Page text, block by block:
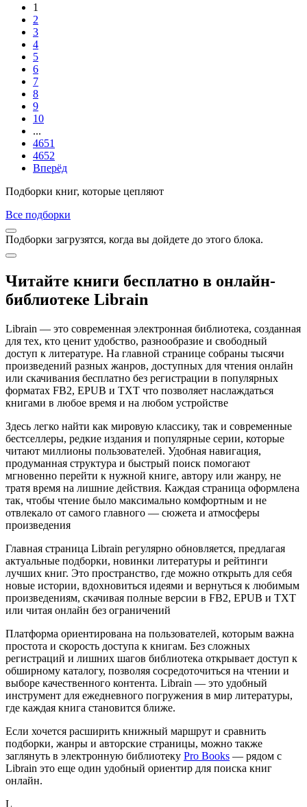
1
2
3
4
5
6
7
8
9
10
...
4651
4652
Вперёд
Подборки книг, которые цепляют
Все подборки
Подборки загрузятся, когда вы дойдете до этого блока.
Читайте книги бесплатно в онлайн-
библиотеке Librain
Librain — это современная электронная библиотека, созданная
для тех, кто ценит удобство, разнообразие и свободный
доступ к литературе. На главной странице собраны тысячи
произведений разных жанров, доступных для чтения онлайн
или скачивания бесплатно без регистрации в популярных
форматах FB2, EPUB и TXT что позволяет наслаждаться
книгами в любое время и на любом устройстве
Здесь легко найти как мировую классику, так и современные
бестселлеры, редкие издания и популярные серии, которые
читают миллионы пользователей. Удобная навигация,
продуманная структура и быстрый поиск помогают
мгновенно перейти к нужной книге, автору или жанру, не
тратя время на лишние действия. Каждая страница оформлена
так, чтобы чтение было максимально комфортным и не
отвлекало от самого главного — сюжета и атмосферы
произведения
Главная страница Librain регулярно обновляется, предлагая
актуальные подборки, новинки литературы и рейтинги
лучших книг. Это пространство, где можно открыть для себя
новые истории, вдохновиться идеями и вернуться к любимым
произведениям, скачивая полные версии в FB2, EPUB и TXT
или читая онлайн без ограничений
Платформа ориентирована на пользователей, которым важна
простота и скорость доступа к книгам. Без сложных
регистраций и лишних шагов библиотека открывает доступ к
обширному каталогу, позволяя сосредоточиться на чтении и
выборе качественного контента. Librain — это удобный
инструмент для ежедневного погружения в мир литературы,
где каждая книга становится ближе.
Если хочется расширить книжный маршрут и сравнить
подборки, жанры и авторские страницы, можно также
заглянуть в электронную библиотеку Pro Books — рядом с
Librain это еще один удобный ориентир для поиска книг
онлайн.
L